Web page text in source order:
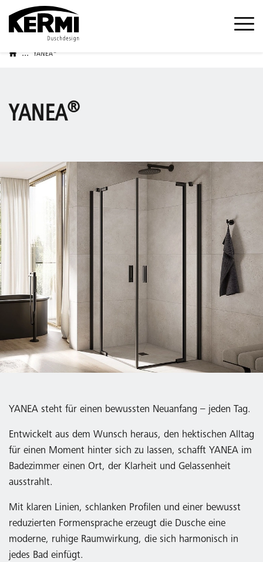
... YANEA®
YANEA®
YANEA steht für einen bewussten Neuanfang – jeden Tag.
Entwickelt aus dem Wunsch heraus, den hektischen Alltag
für einen Moment hinter sich zu lassen, schafft YANEA im
Badezimmer einen Ort, der Klarheit und Gelassenheit
ausstrahlt.
Mit klaren Linien, schlanken Profilen und einer bewusst
reduzierten Formensprache erzeugt die Dusche eine
moderne, ruhige Raumwirkung, die sich harmonisch in
jedes Bad einfügt.